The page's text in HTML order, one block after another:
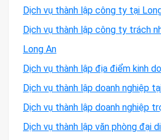
Dịch vụ thành lập công ty tại
Dịch vụ thành lập công ty trách
Long An
Dịch vụ thành lập địa điểm kinh
Dịch vụ thành lập doanh nghiệp
Dịch vụ thành lập doanh nghiệp
Dịch vụ thành lập văn phòng đại